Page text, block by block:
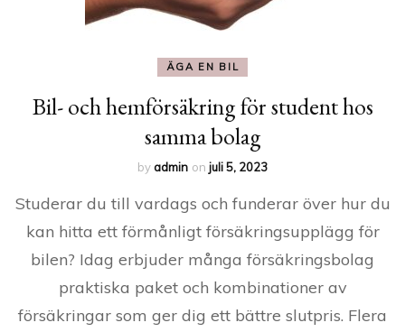
ÄGA EN BIL
Bil- och hemförsäkring för student hos
samma bolag
byadmin on juli 5, 2023
Studerar du till vardags och funderar över hur du
kan hitta ett förmånligt försäkringsupplägg för
bilen? Idag erbjuder många försäkringsbolag
praktiska paket och kombinationer av
försäkringar som ger dig ett bättre slutpris. Flera